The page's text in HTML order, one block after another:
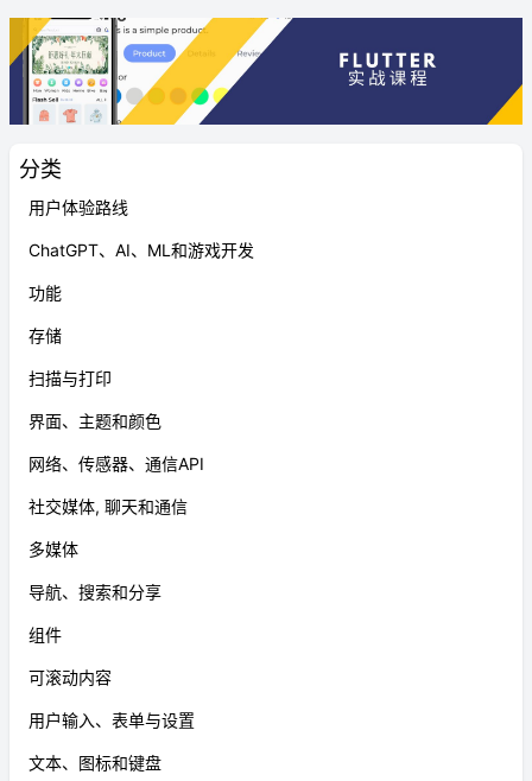
分类
用户体验路线
ChatGPT、AI、ML和游戏开发
功能
存储
扫描与打印
界面、主题和颜色
网络、传感器、通信API
社交媒体, 聊天和通信
多媒体
导航、搜索和分享
组件
可滚动内容
用户输入、表单与设置
文本、图标和键盘